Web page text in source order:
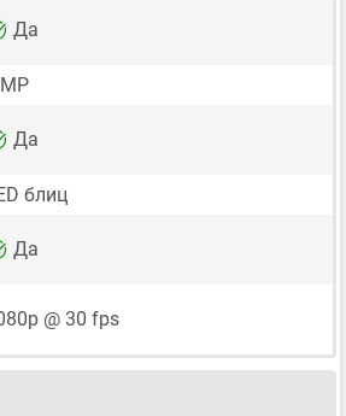
Да
Да
блиц
Да
@ 30 fps